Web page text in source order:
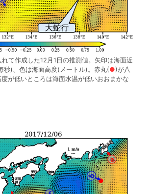
て作成した12月1日の推測値。矢印は海面近
秒)、色は海面高度(メートル)。赤丸(●)が八
が低いところは海面水温が低いおおまかな